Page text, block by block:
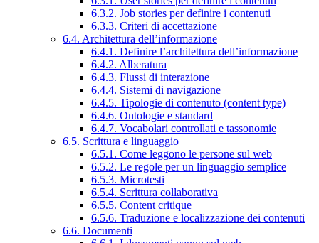
6.3.2. Job stories per definire i contenuti
6.3.3. Criteri di accettazione
6.4. Architettura dell’informazione
6.4.1. Definire l’architettura dell’informazione
6.4.2. Alberatura
6.4.3. Flussi di interazione
6.4.4. Sistemi di navigazione
6.4.5. Tipologie di contenuto (content type)
6.4.6. Ontologie e standard
6.4.7. Vocabolari controllati e tassonomie
6.5. Scrittura e linguaggio
6.5.1. Come leggono le persone sul web
6.5.2. Le regole per un linguaggio semplice
6.5.3. Microtesti
6.5.4. Scrittura collaborativa
6.5.5. Content critique
6.5.6. Traduzione e localizzazione dei contenuti
6.6. Documenti